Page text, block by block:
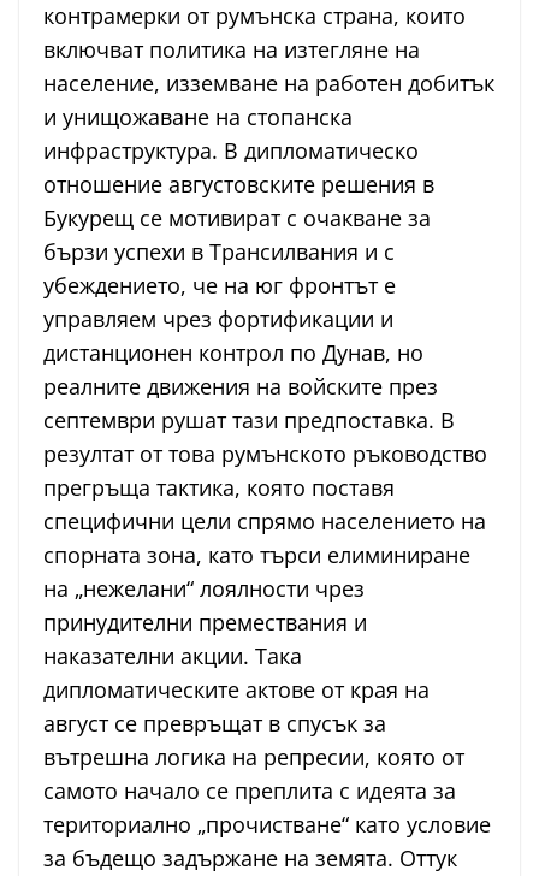
контрамерки от румънска страна, които
включват политика на изтегляне на
население, изземване на работен добитък
и унищожаване на стопанска
инфраструктура. В дипломатическо
отношение августовските решения в
Букурещ се мотивират с очакване за
бързи успехи в Трансилвания и с
убеждението, че на юг фронтът е
управляем чрез фортификации и
дистанционен контрол по Дунав, но
реалните движения на войските през
септември рушат тази предпоставка. В
резултат от това румънското ръководство
прегръща тактика, която поставя
специфични цели спрямо населението на
спорната зона, като търси елиминиране
на „нежелани“ лоялности чрез
принудителни премествания и
наказателни акции. Така
дипломатическите актове от края на
август се превръщат в спусък за
вътрешна логика на репресии, която от
самото начало се преплита с идеята за
териториално „прочистване“ като условие
за бъдещо задържане на земята. Оттук